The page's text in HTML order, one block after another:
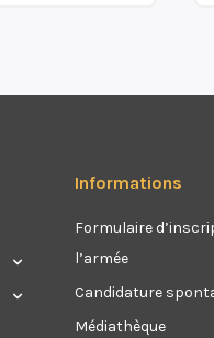
Informations
Formulaire
l’armée
Candidature
Médiathèque